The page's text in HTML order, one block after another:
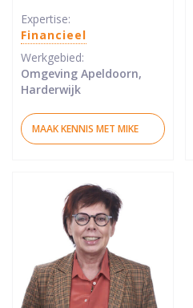
Expertise:
Financieel
Werkgebied:
Omgeving Apeldoorn,
Harderwijk
MAAK KENNIS MET MIKE